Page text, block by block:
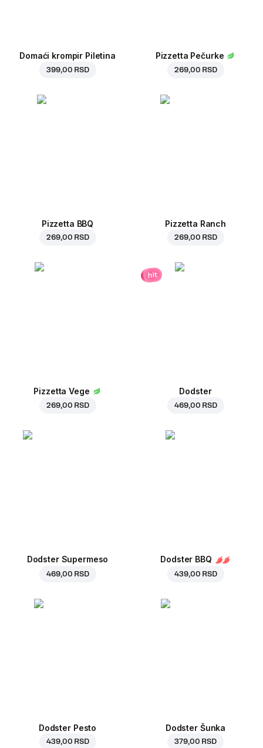
Domaći krompir Piletina
399,00 RSD
Pizzetta Pečurke
269,00 RSD
Pizzetta BBQ
269,00 RSD
Pizzetta Ranch
269,00 RSD
Pizzetta Vege
269,00 RSD
hit
Dodster
469,00 RSD
Dodster Supermeso
469,00 RSD
Dodster BBQ
439,00 RSD
Dodster Pesto
439,00 RSD
Dodster Šunka
379,00 RSD